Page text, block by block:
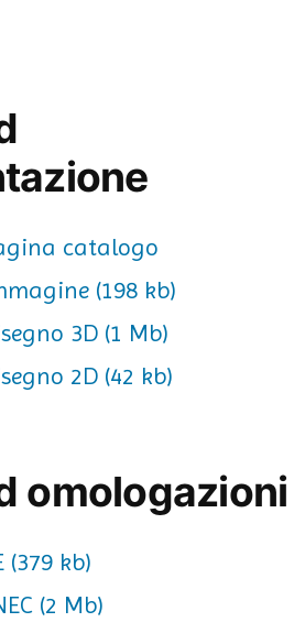
catalogo
(198 kb)
3D (1 Mb)
2D (42 kb)
omologazioni
(379 kb)
(2 Mb)